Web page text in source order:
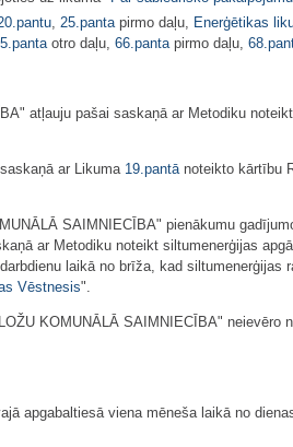
, 25.pantapirmo daļu, Enerģētikas
otro daļu, 66.pantapirmo daļu,
atļauju pašai saskaņā ar Metodiku
ar Likuma 19.pantānoteikto kārtību
SAIMNIECĪBA" pienākumu
ar Metodiku noteikt siltumenerģijas
laikā no brīža, kad
Vēstnesis".
KOMUNĀLĀ SAIMNIECĪBA"
apgabaltiesā viena mēneša laikā no